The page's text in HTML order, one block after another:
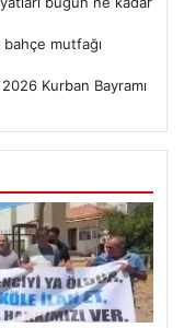
bahçe mutfağı
Kurban Bayramı